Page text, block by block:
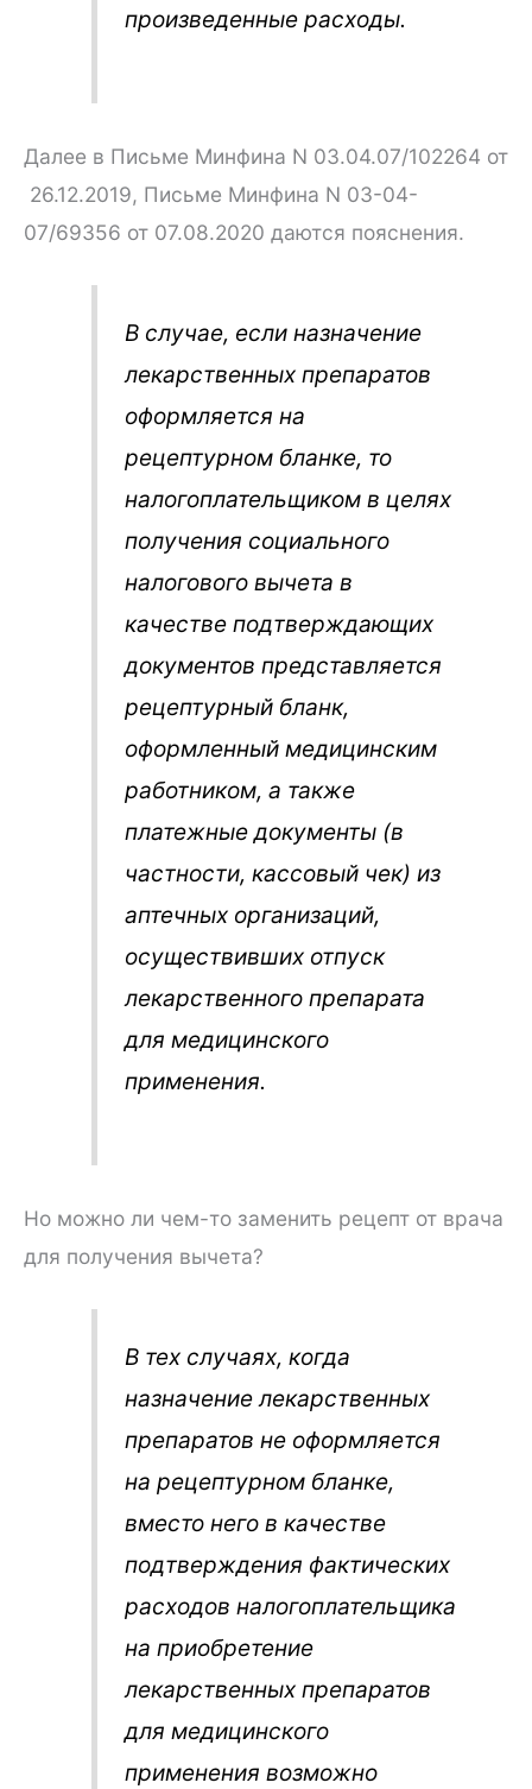
произведенные расходы.
Далее в Письме Минфина N 03.04.07/102264 от
26.12.2019, Письме Минфина N 03-04-
07/69356 от 07.08.2020 даются пояснения.
В случае, если назначение
лекарственных препаратов
оформляется на
рецептурном бланке, то
налогоплательщиком в целях
получения социального
налогового вычета в
качестве подтверждающих
документов представляется
рецептурный бланк,
оформленный медицинским
работником, а также
платежные документы (в
частности, кассовый чек) из
аптечных организаций,
осуществивших отпуск
лекарственного препарата
для медицинского
применения.
Но можно ли чем-то заменить рецепт от врача
для получения вычета?
В тех случаях, когда
назначение лекарственных
препаратов не оформляется
на рецептурном бланке,
вместо него в качестве
подтверждения фактических
расходов налогоплательщика
на приобретение
лекарственных препаратов
для медицинского
применения возможно